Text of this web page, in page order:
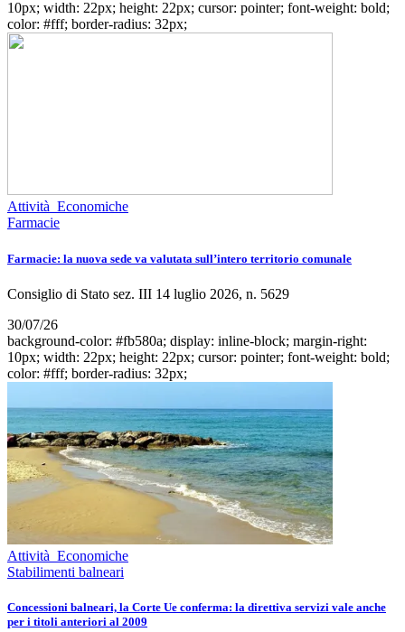
10px; width: 22px; height: 22px; cursor: pointer; font-weight: bold;
color: #fff; border-radius: 32px;
Attività Economiche
Farmacie
Farmacie: la nuova sede va valutata sull’intero territorio comunale
Consiglio di Stato sez. III 14 luglio 2026, n. 5629
30/07/26
background-color: #fb580a; display: inline-block; margin-right:
10px; width: 22px; height: 22px; cursor: pointer; font-weight: bold;
color: #fff; border-radius: 32px;
Attività Economiche
Stabilimenti balneari
Concessioni balneari, la Corte Ue conferma: la direttiva servizi vale anche
per i titoli anteriori al 2009